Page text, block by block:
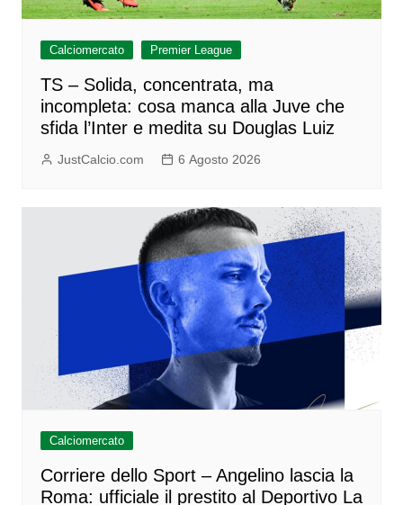
Calciomercato Premier League
TS – Solida, concentrata, ma
incompleta: cosa manca alla Juve che
sfida l’Inter e medita su Douglas Luiz
JustCalcio.com 6 Agosto 2026
Calciomercato
Corriere dello Sport – Angelino lascia la
Roma: ufficiale il prestito al Deportivo La